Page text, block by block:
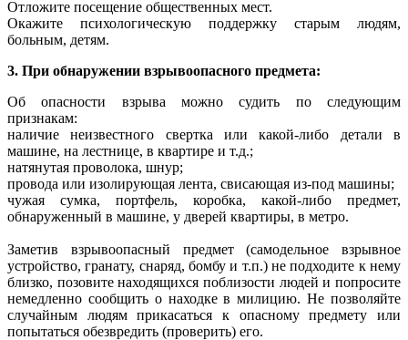
Отложите посещение общественных мест.
Окажите психологическую поддержку старым людям,
больным, детям.
3. При обнаружении взрывоопасного предмета:
Об опасности взрыва можно судить по следующим
признакам:
наличие неизвестного свертка или какой-либо детали в
машине, на лестнице, в квартире и т.д.;
натянутая проволока, шнур;
провода или изолирующая лента, свисающая из-под машины;
чужая сумка, портфель, коробка, какой-либо предмет,
обнаруженный в машине, у дверей квартиры, в метро.
Заметив взрывоопасный предмет (самодельное взрывное
устройство, гранату, снаряд, бомбу и т.п.) не подходите к нему
близко, позовите находящихся поблизости людей и попросите
немедленно сообщить о находке в милицию. Не позволяйте
случайным людям прикасаться к опасному предмету или
попытаться обезвредить (проверить) его.